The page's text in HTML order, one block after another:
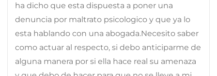
ha dicho que esta dispuesta a poner una
denuncia por maltrato psicologico y que ya lo
esta hablando con una abogada.Necesito saber
como actuar al respecto, si debo anticiparme de
alguna manera por si ella hace real su amenaza